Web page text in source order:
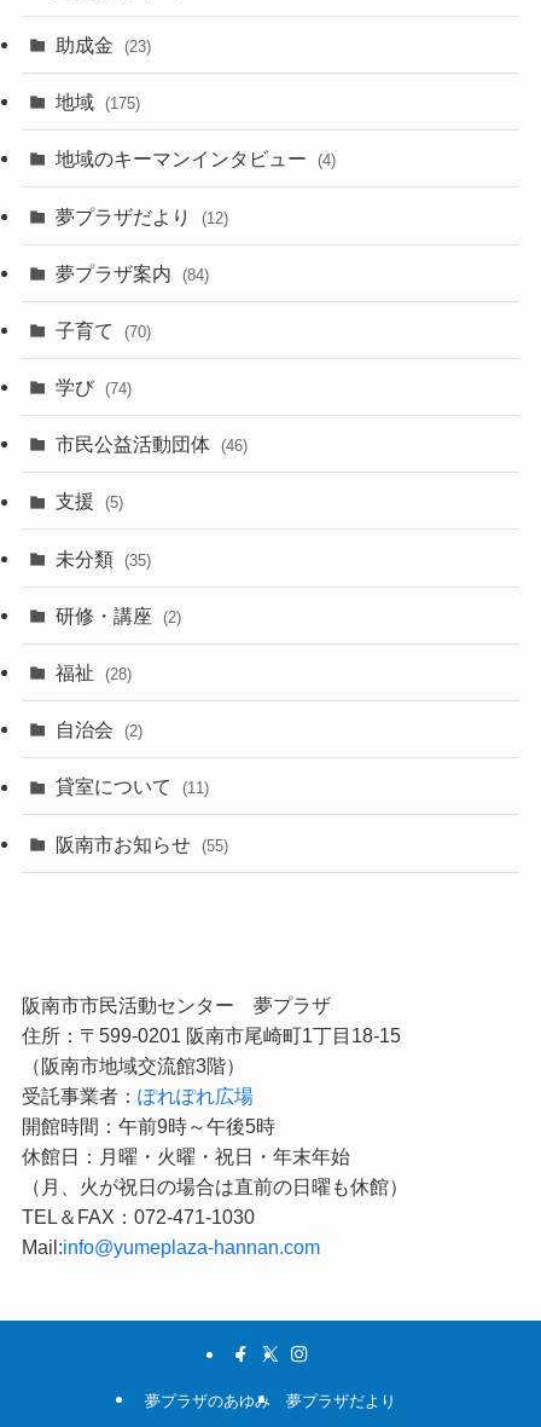
助成金 (23)
地域 (175)
地域のキーマンインタビュー (4)
夢プラザだより (12)
夢プラザ案内 (84)
子育て (70)
学び (74)
市民公益活動団体 (46)
支援 (5)
未分類 (35)
研修・講座 (2)
福祉 (28)
自治会 (2)
貸室について (11)
阪南市お知らせ (55)
阪南市市民活動センター 夢プラザ
住所：〒599-0201 阪南市尾崎町1丁目18-15
（阪南市地域交流館3階）
受託事業者： ぽれぽれ広場
開館時間：午前9時～午後5時
休館日：月曜・火曜・祝日・年末年始
（月、火が祝日の場合は直前の日曜も休館）
TEL＆FAX：072-471-1030
Mail:info@yumeplaza-hannan.com
夢プラザのあゆみ
夢プラザだより